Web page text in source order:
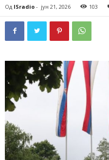
Од ISradio - јун 21, 2026 103